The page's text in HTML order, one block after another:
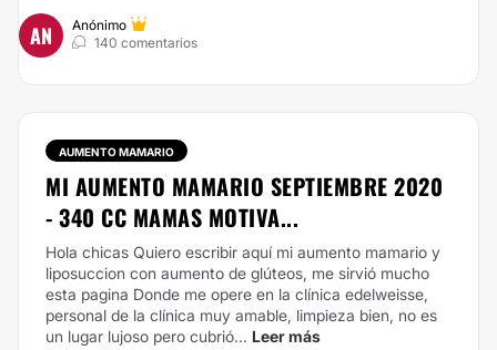
AN
Anónimo
140 comentarios
AUMENTO MAMARIO
MI AUMENTO MAMARIO SEPTIEMBRE 2020
- 340 CC MAMAS MOTIVA...
Hola chicas Quiero escribir aquí mi aumento mamario y
liposuccion con aumento de glúteos, me sirvió mucho
esta pagina Donde me opere en la clínica edelweisse,
personal de la clínica muy amable, limpieza bien, no es
un lugar lujoso pero cubrió... Leer más